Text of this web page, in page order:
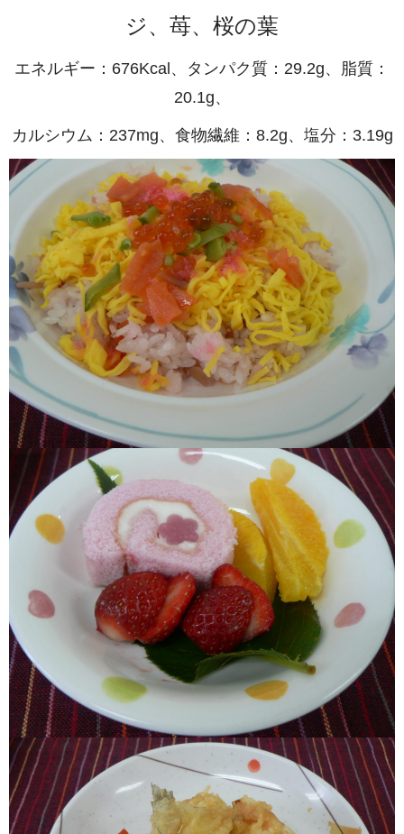
ジ、苺、桜の葉
エネルギー：676Kcal、タンパク質：29.2g、脂質：
20.1g、
カルシウム：237mg、食物繊維：8.2g、塩分：3.19g